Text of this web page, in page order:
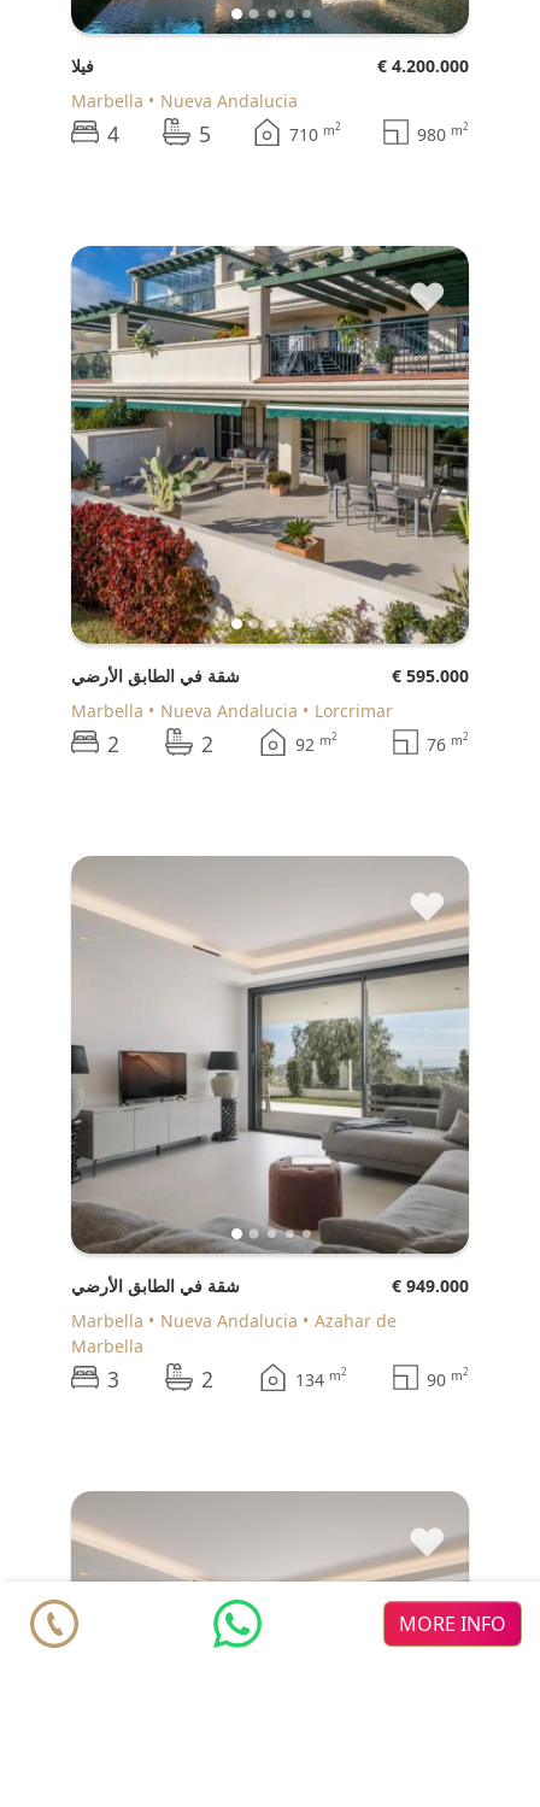
فيلا
€ 4.200.000
Marbella
Nueva Andalucia
4 5 710 m2 980 m2
♥
شقة في الطابق الأرضي
€ 595.000
Marbella
Nueva Andalucia Lorcrimar
2 2 92 m2 76 m2
♥
شقة في الطابق الأرضي
€ 949.000
Marbella
Nueva Andalucia
Azahar de
Marbella
3 2 134 m2 90 m2
♥
MORE INFO